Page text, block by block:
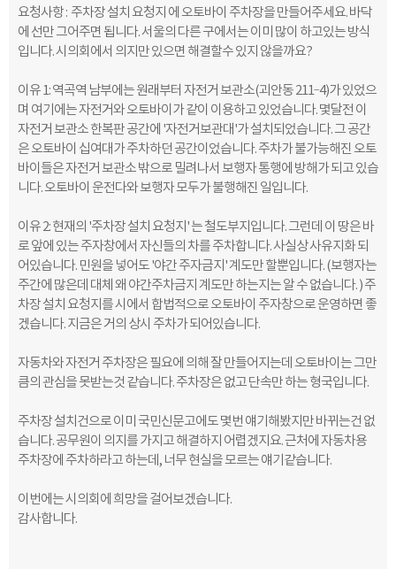
요청사항 : 주차장 설치 요청지 에 오토바이 주차장을 만들어주세요. 바닥
에 선만 그어주면 됩니다. 서울의 다른 구에서는 이미 많이 하고있는 방식
입니다. 시의회에서 의지만 있으면 해결할수 있지 않을까요?
이유 1: 역곡역 남부에는 원래부터 자전거 보관소(괴안동 211‐4)가 있었으
며 여기에는 자전거와 오토바이가 같이 이용하고 있었습니다. 몇달전 이
자전거 보관소 한복판 공간에 '자전거보관대'가 설치되었습니다. 그 공간
은 오토바이 십여대가 주차하던 공간이었습니다. 주차가 불가능해진 오토
바이들은 자전거 보관소 밖으로 밀려나서 보행자 통행에 방해가 되고 있습
니다. 오토바이 운전다와 보행자 모두가 불행해진 일입니다.
이유 2: 현재의 '주차장 설치 요청지' 는 철도부지입니다. 그런데 이 땅은 바
로 앞에 있는 주자창에서 자신들의 차를 주차합니다. 사실상 사유지화 되
어있습니다. 민원을 넣어도 '야간 주자금지' 계도만 할뿐입니다. (보행자는
주간에 많은데 대체 왜 야간주차금지 계도만 하는지는 알 수 없습니다. ) 주
차장 설치 요청지를 시에서 합법적으로 오토바이 주자창으로 운영하면 좋
겠습니다. 지금은 거의 상시 주차가 되어있습니다.
자동차와 자전거 주차장은 필요에 의해 잘 만들어지는데 오토바이는 그만
큼의 관심을 못받는것 같습니다. 주차장은 없고 단속만 하는 형국입니다.
주차장 설치건으로 이미 국민신문고에도 몇번 얘기해봤지만 바뀌는건 없
습니다. 공무원이 의지를 가지고 해결하지 어렵겠지요. 근처에 자동차용
주차장에 주차하라고 하는데, 너무 현실을 모르는 얘기같습니다.
이번에는 시의회에 희망을 걸어보겠습니다.
감사합니다.